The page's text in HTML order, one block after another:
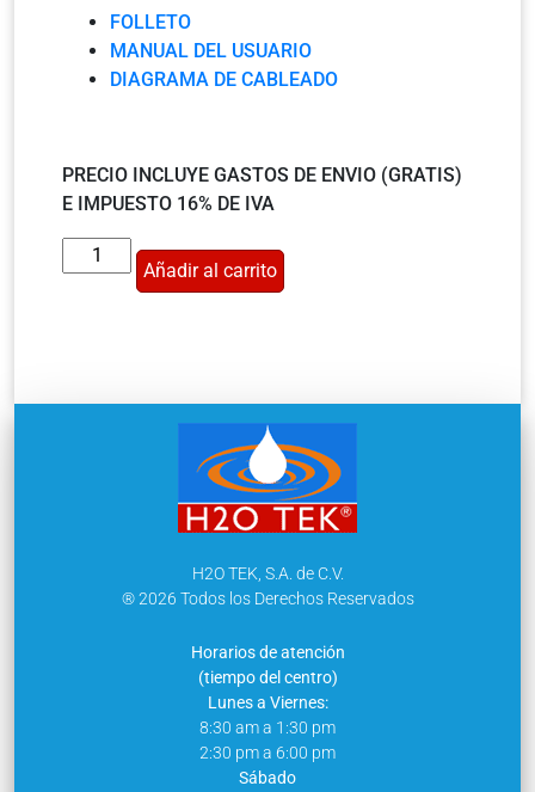
FOLLETO
MANUAL DEL USUARIO
DIAGRAMA DE CABLEADO
PRECIO INCLUYE GASTOS DE ENVIO (GRATIS)
E IMPUESTO 16% DE IVA
Añadir al carrito
H2O TEK, S.A. de C.V.
® 2026 Todos los Derechos Reservados
Horarios de atención
(tiempo del centro)
Lunes a Viernes:
8:30 am a 1:30 pm
2:30 pm a 6:00 pm
Sábado